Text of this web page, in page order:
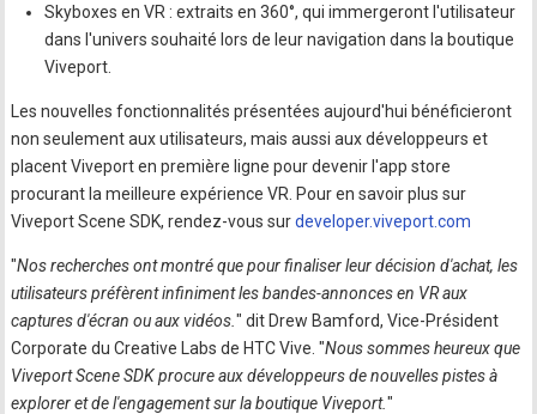
Skyboxes en VR : extraits en 360°, qui immergeront l'utilisateur
dans l'univers souhaité lors de leur navigation dans la boutique
Viveport.
Les nouvelles fonctionnalités présentées aujourd'hui bénéficieront
non seulement aux utilisateurs, mais aussi aux développeurs et
placent Viveport en première ligne pour devenir l'app store
procurant la meilleure expérience VR. Pour en savoir plus sur
Viveport Scene SDK, rendez-vous surdeveloper.viveport.com
"Nos recherches ont montré que pour finaliser leur décision d'achat, les
utilisateurs préfèrent infiniment les bandes-annonces en VR aux
captures d'écran ou aux vidéos." dit Drew Bamford, Vice-Président
Corporate du Creative Labs de HTC Vive. "Nous sommes heureux que
Viveport Scene SDK procure aux développeurs de nouvelles pistes à
explorer et de l'engagement sur la boutique Viveport."